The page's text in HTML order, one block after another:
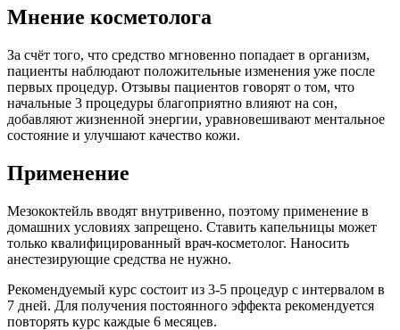
Мнение косметолога
За счёт того, что средство мгновенно попадает в организм,
пациенты наблюдают положительные изменения уже после
первых процедур. Отзывы пациентов говорят о том, что
начальные 3 процедуры благоприятно влияют на сон,
добавляют жизненной энергии, уравновешивают ментальное
состояние и улучшают качество кожи.
Применение
Мезококтейль вводят внутривенно, поэтому применение в
домашних условиях запрещено. Ставить капельницы может
только квалифицированный врач-косметолог. Наносить
анестезирующие средства не нужно.
Рекомендуемый курс состоит из 3-5 процедур с интервалом в
7 дней. Для получения постоянного эффекта рекомендуется
повторять курс каждые 6 месяцев.